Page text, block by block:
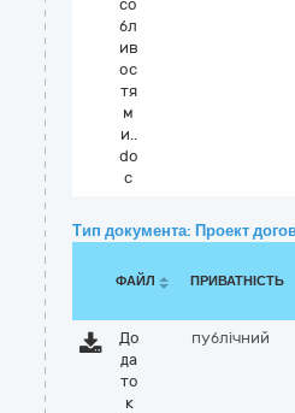
со
бл
ив
ос
тя
м
и..
do
c
Тип документа: Проект
ФАЙЛ ПРИВАТНІСТЬ
До
да
то
к
публічний